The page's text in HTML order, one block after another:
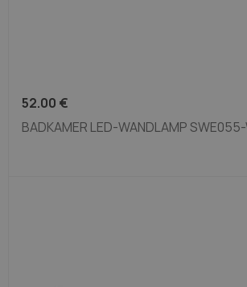
52.00 €
BADKAMER LED-WANDLAMP